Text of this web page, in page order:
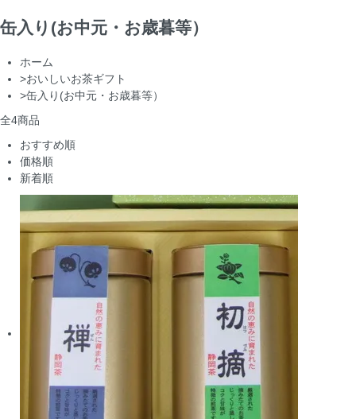
缶入り(お中元・お歳暮等）
ホーム
>おいしいお茶ギフト
>缶入り(お中元・お歳暮等）
全4商品
おすすめ順
価格順
新着順